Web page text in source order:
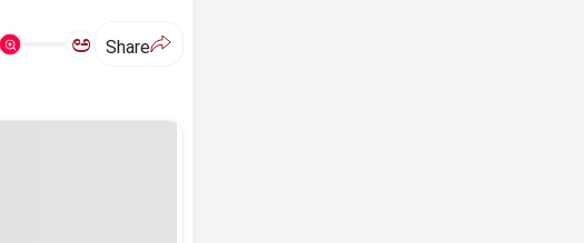
ಅ Share